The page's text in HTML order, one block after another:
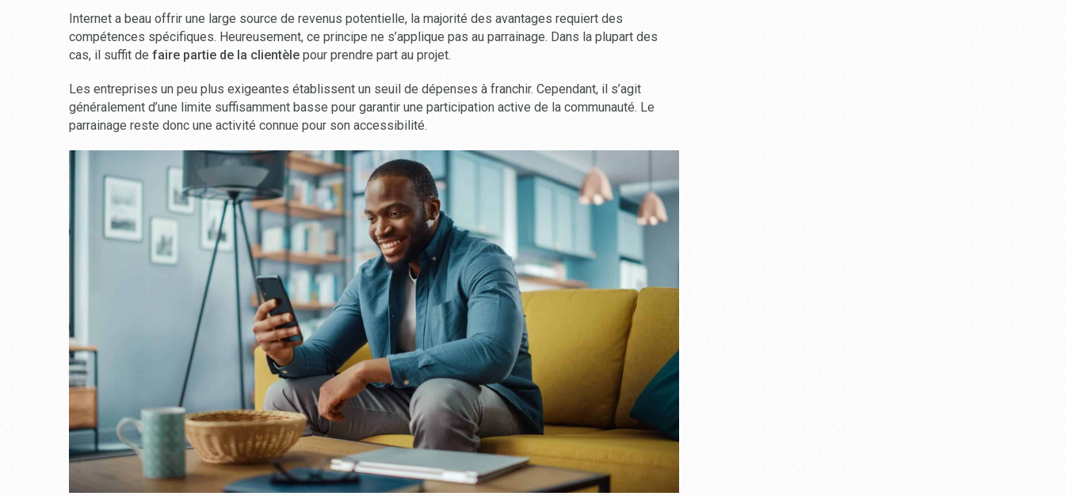
Internet a beau offrir une large source de revenus potentielle, la majorité des avantages requiert des
compétences spécifiques. Heureusement, ce principe ne s’applique pas au parrainage. Dans la plupart des
cas, il suffit de faire partie de la clientèle pour prendre part au projet.
Les entreprises un peu plus exigeantes établissent un seuil de dépenses à franchir. Cependant, il s’agit
généralement d’une limite suffisamment basse pour garantir une participation active de la communauté. Le
parrainage reste donc une activité connue pour son accessibilité.